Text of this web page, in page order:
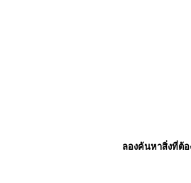
ลองค้นหาสิ่งที่ต้อ